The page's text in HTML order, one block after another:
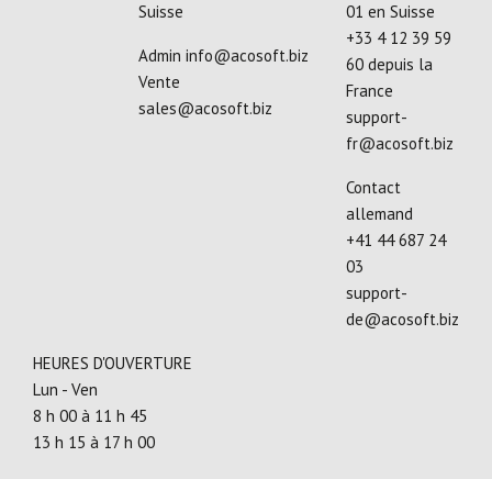
Suisse
Admin info@acosoft.biz
Vente
sales@acosoft.biz
01 en Suisse
+33 4 12 39 59
60 depuis la
France
support-
fr@acosoft.biz
Contact
allemand
+41 44 687 24
03
support-
de@acosoft.biz
HEURES D'OUVERTURE
Lun - Ven
8 h 00 à 11 h 45
13 h 15 à 17 h 00